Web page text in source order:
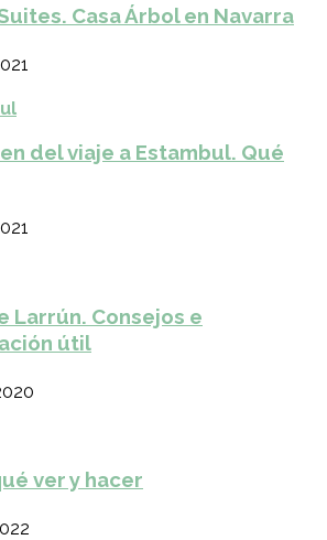
Casa Árbol en Navarra
del viaje a Estambul. Qué
Larrún. Consejos e
útil
ver y hacer